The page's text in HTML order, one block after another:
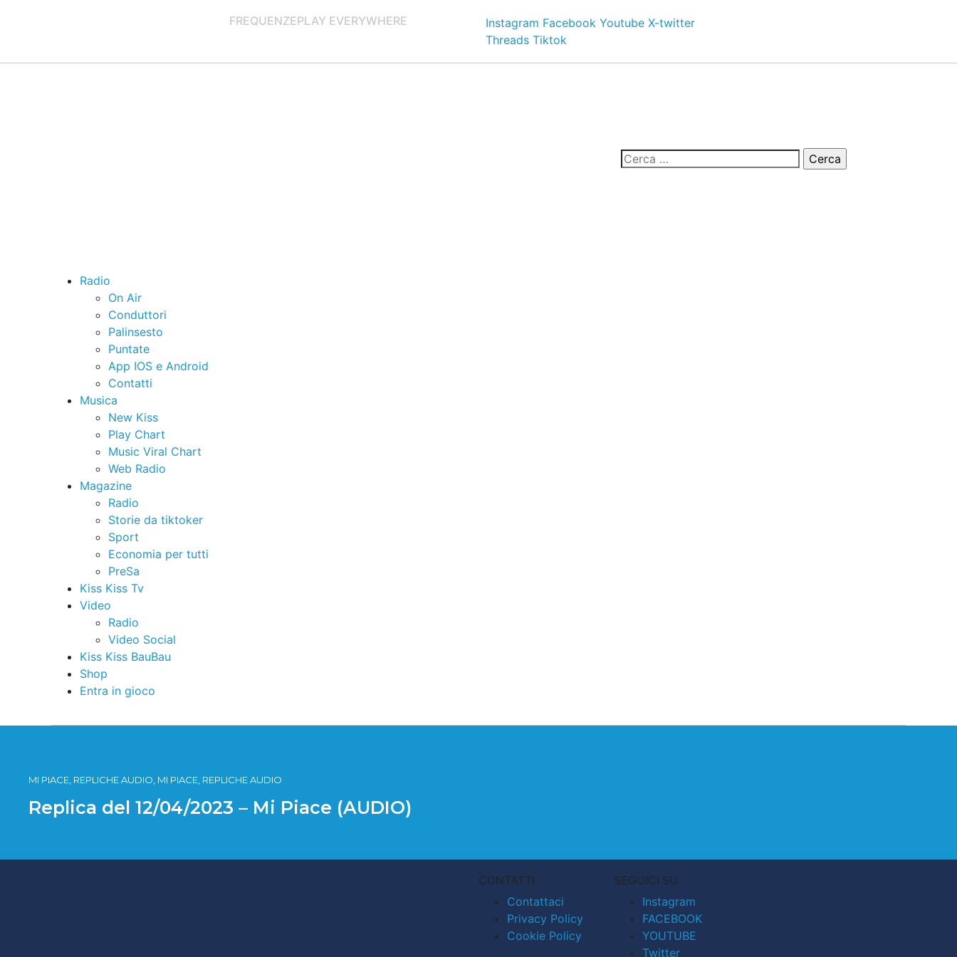
FREQUENZEPLAY EVERYWHERE Instagram Facebook Youtube X-twitter
Threads Tiktok
Radio
On Air
Conduttori
Palinsesto
Puntate
App IOS e Android
Contatti
Musica
New Kiss
Play Chart
Music Viral Chart
Web Radio
Magazine
Radio
Storie da tiktoker
Sport
Economia per tutti
PreSa
Kiss Kiss Tv
Video
Radio
Video Social
Kiss Kiss BauBau
Shop
Entra in gioco
MI PIACE, REPLICHE AUDIO, MI PIACE, REPLICHE AUDIO
Replica del 12/04/2023 – Mi Piace (AUDIO)
CONTATTI
Contattaci
Privacy Policy
Cookie Policy
SEGUICI SU
Instagram
FACEBOOK
YOUTUBE
Twitter